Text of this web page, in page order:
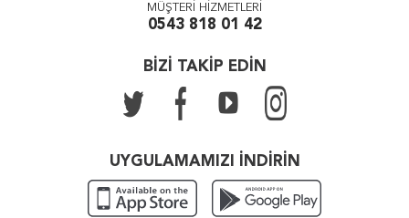
MÜŞTERİ HİZMETLERİ
0543 818 01 42
BİZİ TAKİP EDİN
UYGULAMAMIZI İNDİRİN